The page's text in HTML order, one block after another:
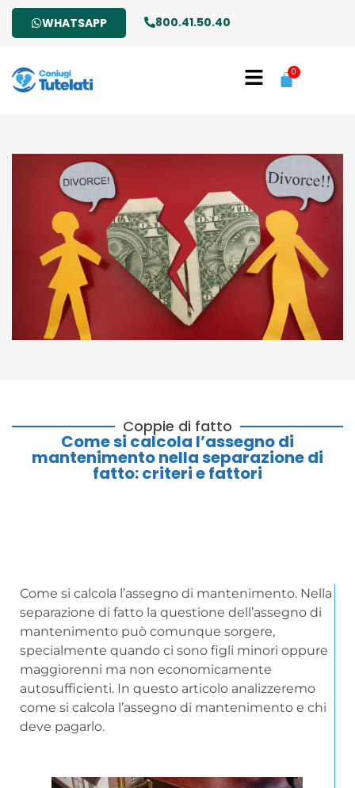
WHATSAPP 800.41.50.40
0
Coppie di fatto
Come si calcola l’assegno di
mantenimento nella separazione di
fatto: criteri e fattori
Come si calcola l’assegno di mantenimento. Nella
separazione di fatto la questione dell’assegno di
mantenimento può comunque sorgere,
specialmente quando ci sono figli minori oppure
maggiorenni ma non economicamente
autosufficienti. In questo articolo analizzeremo
come si calcola l’assegno di mantenimento e chi
deve pagarlo.